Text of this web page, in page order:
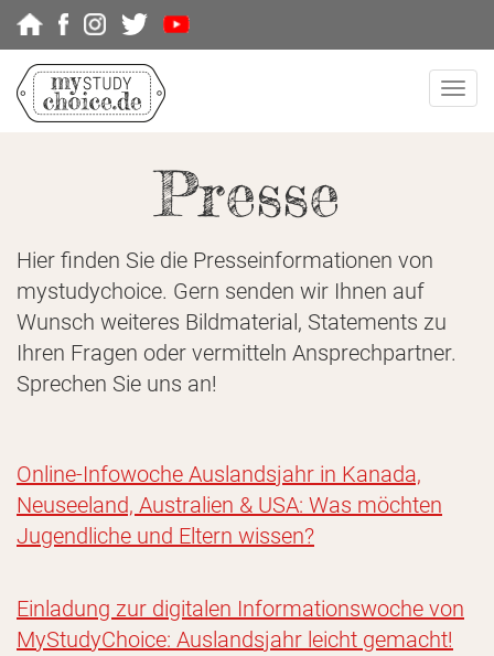
Presse
Hier finden Sie die Presseinformationen von
mystudychoice. Gern senden wir Ihnen auf
Wunsch weiteres Bildmaterial, Statements zu
Ihren Fragen oder vermitteln Ansprechpartner.
Sprechen Sie uns an!
Online-Infowoche Auslandsjahr in Kanada,
Neuseeland, Australien & USA: Was möchten
Jugendliche und Eltern wissen?
Einladung zur digitalen Informationswoche von
MyStudyChoice: Auslandsjahr leicht gemacht!